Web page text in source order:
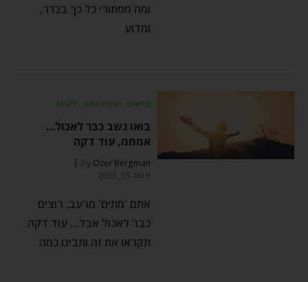
ומה מסתורי כל כך בנדר,
ומדוע
בריאות - הגוף והנפש ⬦ לקרוא
בואו נשב כבר לאכול…
אמממ, עוד דקה
by Ozer Bergman
ינואר 15, 2023
אתם 'מתים' מרעב, רוצים
כבר לאכול אבל… עוד דקה.
תקראו את זה ותבינו כמה